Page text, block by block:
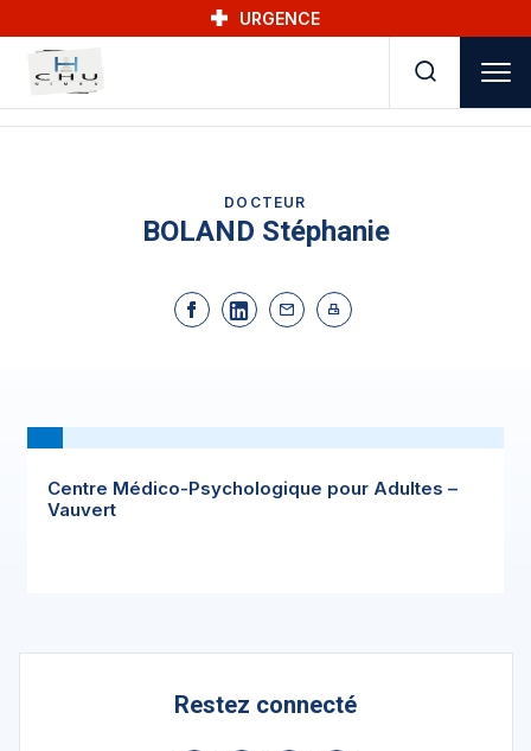
URGENCE
DOCTEUR
BOLAND Stéphanie
Centre Médico-Psychologique pour Adultes –
Vauvert
Restez connecté